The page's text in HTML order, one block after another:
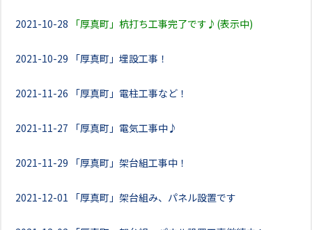
2021-10-28 「厚真町」杭打ち工事完了です♪(表示中)
2021-10-29 「厚真町」埋設工事！
2021-11-26 「厚真町」電柱工事など！
2021-11-27 「厚真町」電気工事中♪
2021-11-29 「厚真町」架台組工事中！
2021-12-01 「厚真町」架台組み、パネル設置です